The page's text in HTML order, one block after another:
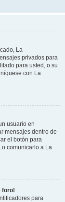
La
privados para
para usted, o su
con La
usuario en
mensajes dentro de
el botón para
o comunicarlo a La
foro!
para